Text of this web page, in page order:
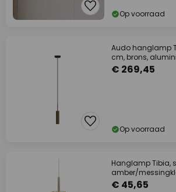
Op voorraad
Audo hanglamp
cm, brons,
€ 269,45
Op voorraad
Hanglamp Tibia,
amber/
€ 45,65